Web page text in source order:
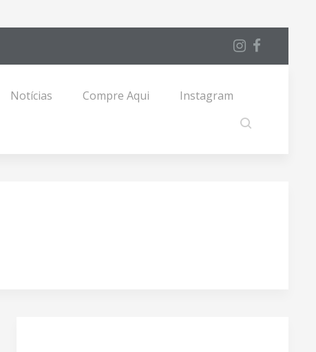
Notícias Compre Aqui Instagram